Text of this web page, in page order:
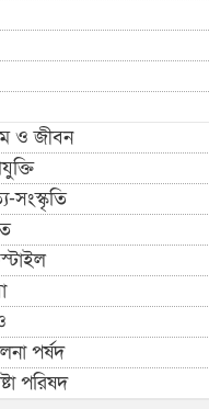
ও জীবন
সংস্কৃতি
পর্ষদ
পরিষদ